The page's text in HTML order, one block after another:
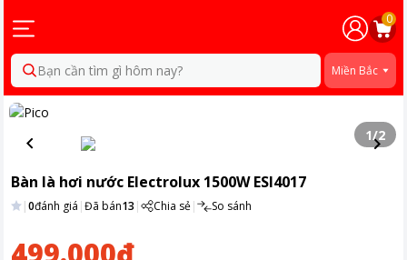
0
Bạn cần tìm gì hôm nay? Miền Bắc
1/2
Bàn là hơi nước Electrolux 1500W ESI4017
|0đánh giá |Đã bán13 | Chia sẻ| So sánh